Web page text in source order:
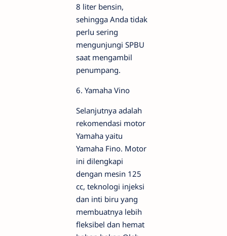
8 liter bensin,
sehingga Anda tidak
perlu sering
mengunjungi SPBU
saat mengambil
penumpang.
6. Yamaha Vino
Selanjutnya adalah
rekomendasi motor
Yamaha yaitu
Yamaha Fino. Motor
ini dilengkapi
dengan mesin 125
cc, teknologi injeksi
dan inti biru yang
membuatnya lebih
fleksibel dan hemat